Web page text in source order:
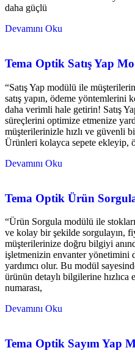
daha güçlü
Devamını Oku
Tema Optik Satış Yap
“Satış Yap modülü ile
satış yapın, ödeme yöntemlerini
daha verimli hale getirin! Satış
süreçlerini optimize etmenize
müşterilerinizle hızlı ve güvenli
Ürünleri kolayca sepete ekleyip,
Devamını Oku
Tema Optik Ürün
“Ürün Sorgula modülü ile
ve kolay bir şekilde sorgulayın,
müşterilerinize doğru bilgiyi
işletmenizin envanter yönetimini
yardımcı olur. Bu modül
ürünün detaylı bilgilerine
numarası,
Devamını Oku
Tema Optik Sayım Yap